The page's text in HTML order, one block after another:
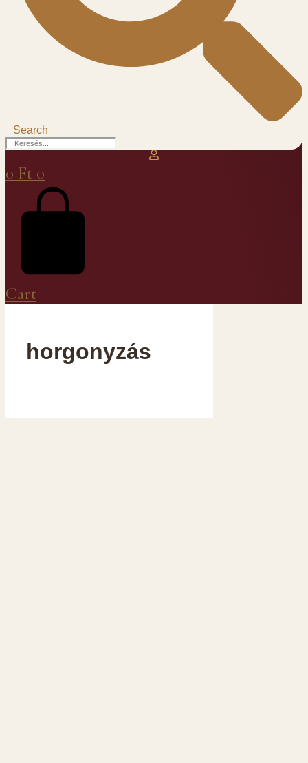
Search
0 Ft 0
Cart
horgonyzás